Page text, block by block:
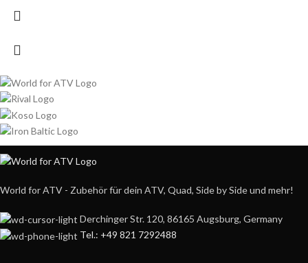
World for ATV - Zubehör für dein ATV, Quad, Side by Side und mehr!
Derchinger Str. 120, 86165 Augsburg, Germany
Tel.: +49 821 7292488